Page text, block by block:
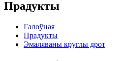
Прадукты
Галоўная
Прадукты
Эмаляваны круглы дрот